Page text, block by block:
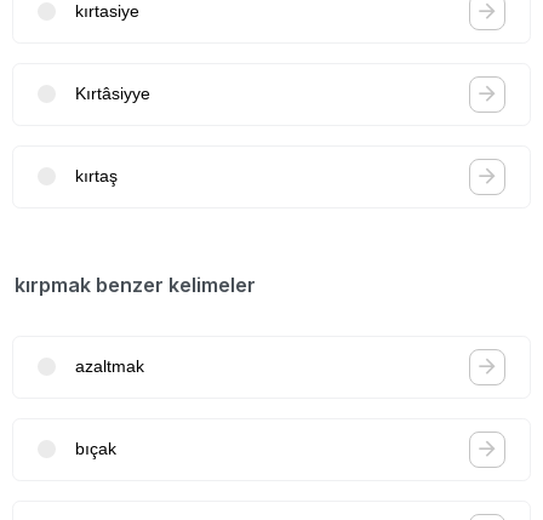
kırtasiye
Kırtâsiyye
kırtaş
kırpmak benzer kelimeler
azaltmak
bıçak